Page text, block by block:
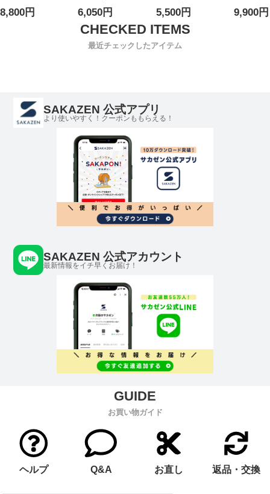
EXPLORING メン
ズ 大きいサイズ
8,800円
フェイス) Tシャツ
半袖 LIQIID BOX
NSE OVERSIZE
オーバーサイズ バ
ックデザイン クル
6,050円
フェイス) Tシャツ
半袖 EVOLUTION
HALF DOME ハー
フドーム ロゴプリ
ント クルーネック
5,500円
バック
ルーネ
9,900円
最近チェックしたアイテム
SAKAZEN 公式アプリ
より使いやすく！クーポンももらえる！
SAKAZEN 公式アカウント
最新情報をイチ早くお届け！
お買い物ガイド
ヘルプ Q&A お直し 返品・交換